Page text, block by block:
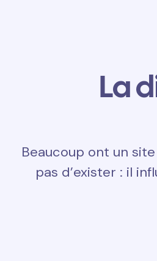
La
Beaucoup ont un
pas d’exister : il